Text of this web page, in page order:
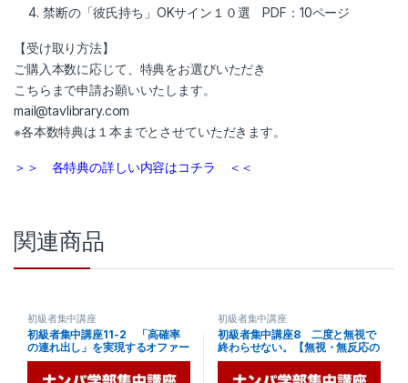
禁断の「彼氏持ち」OKサイン１０選 PDF：10ページ
【受け取り方法】
ご購入本数に応じて、特典をお選びいただき
こちらまで申請お願いいたします。
mail@tavlibrary.com
※各本数特典は１本までとさせていただきます。
＞＞ 各特典の詳しい内容はコチラ ＜＜
関連商品
初級者集中講座
初級者集中講座11-2 「高確率
の連れ出し」を実現するオファー
会話
初級者集中講座
初級者集中講座8 二度と無視で
終わらせない。【無視・無反応の
崩し方10パターン】